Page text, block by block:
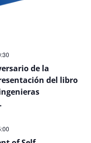
de la
del libro